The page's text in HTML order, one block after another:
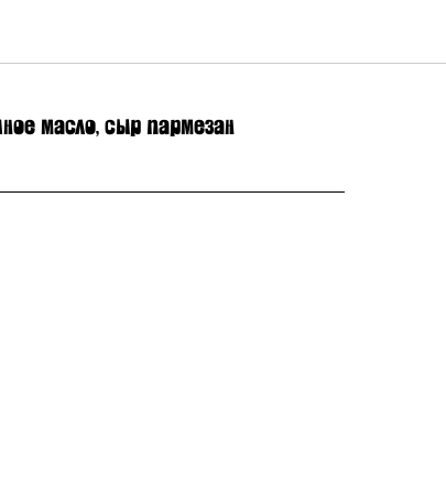
пармезан
масло, сыр пармезан